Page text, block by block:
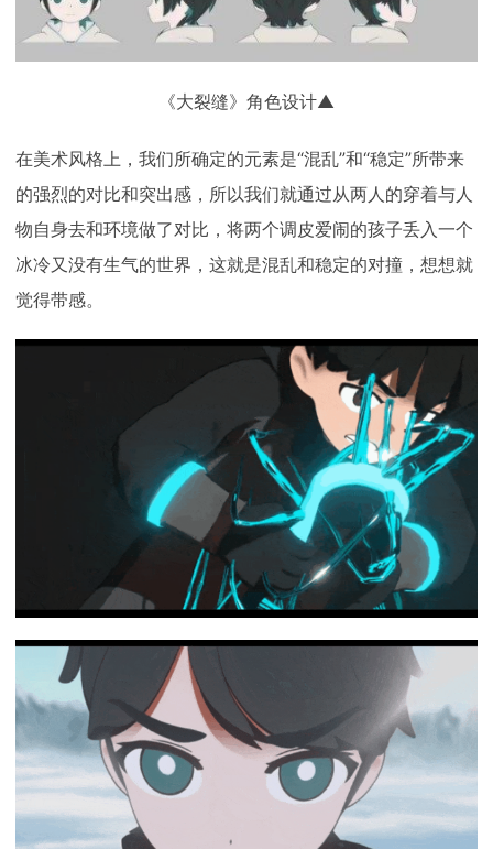
《大裂缝》角色设计▲
在美术风格上，我们所确定的元素是“混乱”和“稳定”所带来
的强烈的对比和突出感，所以我们就通过从两人的穿着与人
物自身去和环境做了对比，将两个调皮爱闹的孩子丢入一个
冰冷又没有生气的世界，这就是混乱和稳定的对撞，想想就
觉得带感。